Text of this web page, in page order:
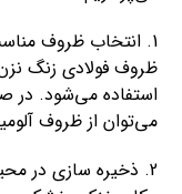
1. انتخاب ظروف مناسب: برای حمل و
ظروف فولادی زنگ
استفاده می‌شود. در
می‌توان از ظروف
2. ذخیره سازی در